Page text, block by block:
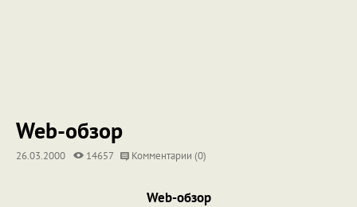
Web-обзор
26.03.2000 14657 Комментарии (0)
Web-обзор